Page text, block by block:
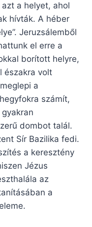
a helyet, ahol
hívták. A héber
Jeruzsálemből
el erre a
borított helyre,
északra volt
a
számít,
dombot talál.
Sír Bazilika fedi.
a keresztény
Jézus
az
a